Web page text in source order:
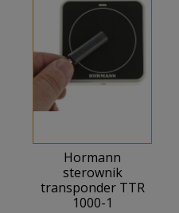
Hormann
sterownik
transponder TTR
1000-1